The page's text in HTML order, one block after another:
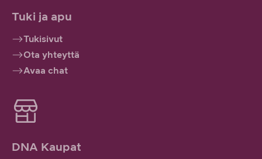
Tuki ja apu
Tukisivut
Ota yhteyttä
Avaa chat
DNA Kaupat